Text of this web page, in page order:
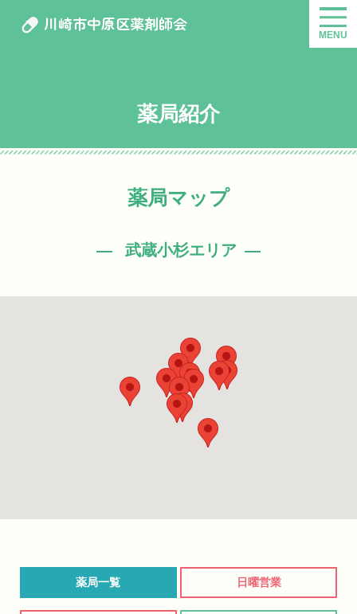
川崎市中原区薬剤師会
MENU
薬局紹介
薬局マップ
武蔵小杉エリア
薬局一覧 日曜営業